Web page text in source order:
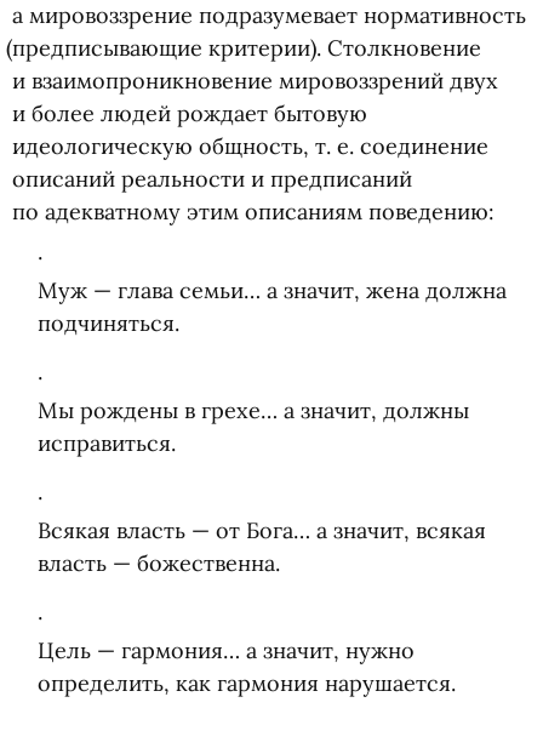
а мировоззрение подразумевает нормативность
(предписывающие критерии). Столкновение
и взаимопроникновение мировоззрений двух
и более людей рождает бытовую
идеологическую общность, т. е. соединение
описаний реальности и предписаний
по адекватному этим описаниям поведению:
Муж — глава семьи… а значит, жена должна
подчиняться.
Мы рождены в грехе… а значит, должны
исправиться.
Всякая власть — от Бога… а значит, всякая
власть — божественна.
Цель — гармония… а значит, нужно
определить, как гармония нарушается.